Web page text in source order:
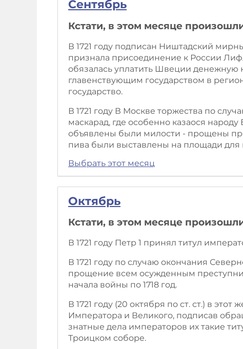
Сентябрь
Кстати, в этом месяце
В 1721 году подписан Ништадский
признала присоединение к России
обязалась уплатить Швеции
главенствующим государством в
государство.
В 1721 году В Москве торжества по
маскарад, где особенно казаося
объявлены были милости - прощены
пива были выставлены на площади для
Выбрать этот месяц
Октябрь
Кстати, в этом месяце
В 1721 году Петр 1 принял титул
В 1721 году по случаю окончания
прощение всем осужденным
начала войны по 1718 год.
В 1721 году (20 октября по ст. ст.) в
Императора и Великого, подписав
знатные дела императоров их такие
Троицком соборе.